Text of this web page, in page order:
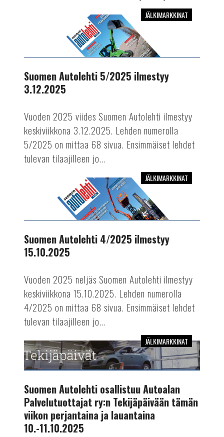
ilmestyy
JÄLKIMARKKINAT
Suomen Autolehti 5/2025 ilmestyy
3.12.2025
Vuoden 2025 viides Suomen Autolehti ilmestyy
keskiviikkona 3.12.2025. Lehden numerolla
5/2025 on mittaa 68 sivua. Ensimmäiset lehdet
tulevan tilaajilleen jo...
ilmestyy
JÄLKIMARKKINAT
Suomen Autolehti 4/2025 ilmestyy
15.10.2025
Vuoden 2025 neljäs Suomen Autolehti ilmestyy
keskiviikkona 15.10.2025. Lehden numerolla
4/2025 on mittaa 68 sivua. Ensimmäiset lehdet
tulevan tilaajilleen jo...
Suomen
Autolehti
osallistuu
Autoalan
Palvelutuottajat
ry:n
Tekijäpäivään
tämän
JÄLKIMARKKINAT
Suomen Autolehti osallistuu Autoalan
Palvelutuottajat ry:n Tekijäpäivään tämän
viikon perjantaina ja lauantaina
10.-11.10.2025